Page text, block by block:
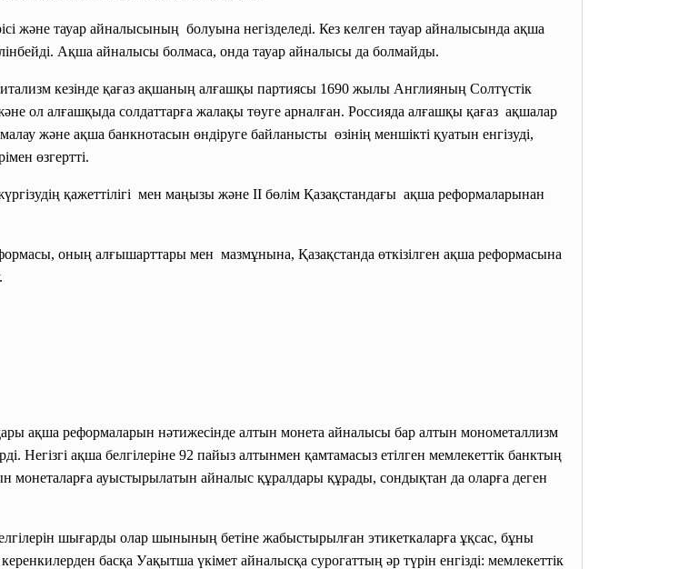
және тауар айналысының болуына негізделеді. Кез келген тауар айналысында ақша
Ақша айналысы болмаса, онда тауар айналысы да болмайды.
кезінде қағаз ақшаның алғашқы партиясы 1690 жылы Англияның Солтүстік
ол алғашқыда солдаттарға жалақы төуге арналған. Россияда алғашқы қағаз ақшалар
және ақша банкнотасын өндіруге байланысты өзінің меншікті қуатын енгізуді,
өзгертті.
қажеттілігі мен маңызы және ІІ бөлім Қазақстандағы ақша реформаларынан
оның алғышарттары мен мазмұнына, Қазақстанда өткізілген ақша реформасына
ақша реформаларын нәтижесінде алтын монета айналысы бар алтын монометаллизм
Негізгі ақша белгілеріне 92 пайыз алтынмен қамтамасыз етілген мемлекеттік банктың
монеталарға ауыстырылатын айналыс құралдары құрады, сондықтан да оларға деген
шығарды олар шынының бетіне жабыстырылған этикеткаларға ұқсас, бұны
басқа Уақытша үкімет айналысқа сурогаттың әр түрін енгізді: мемлекеттік